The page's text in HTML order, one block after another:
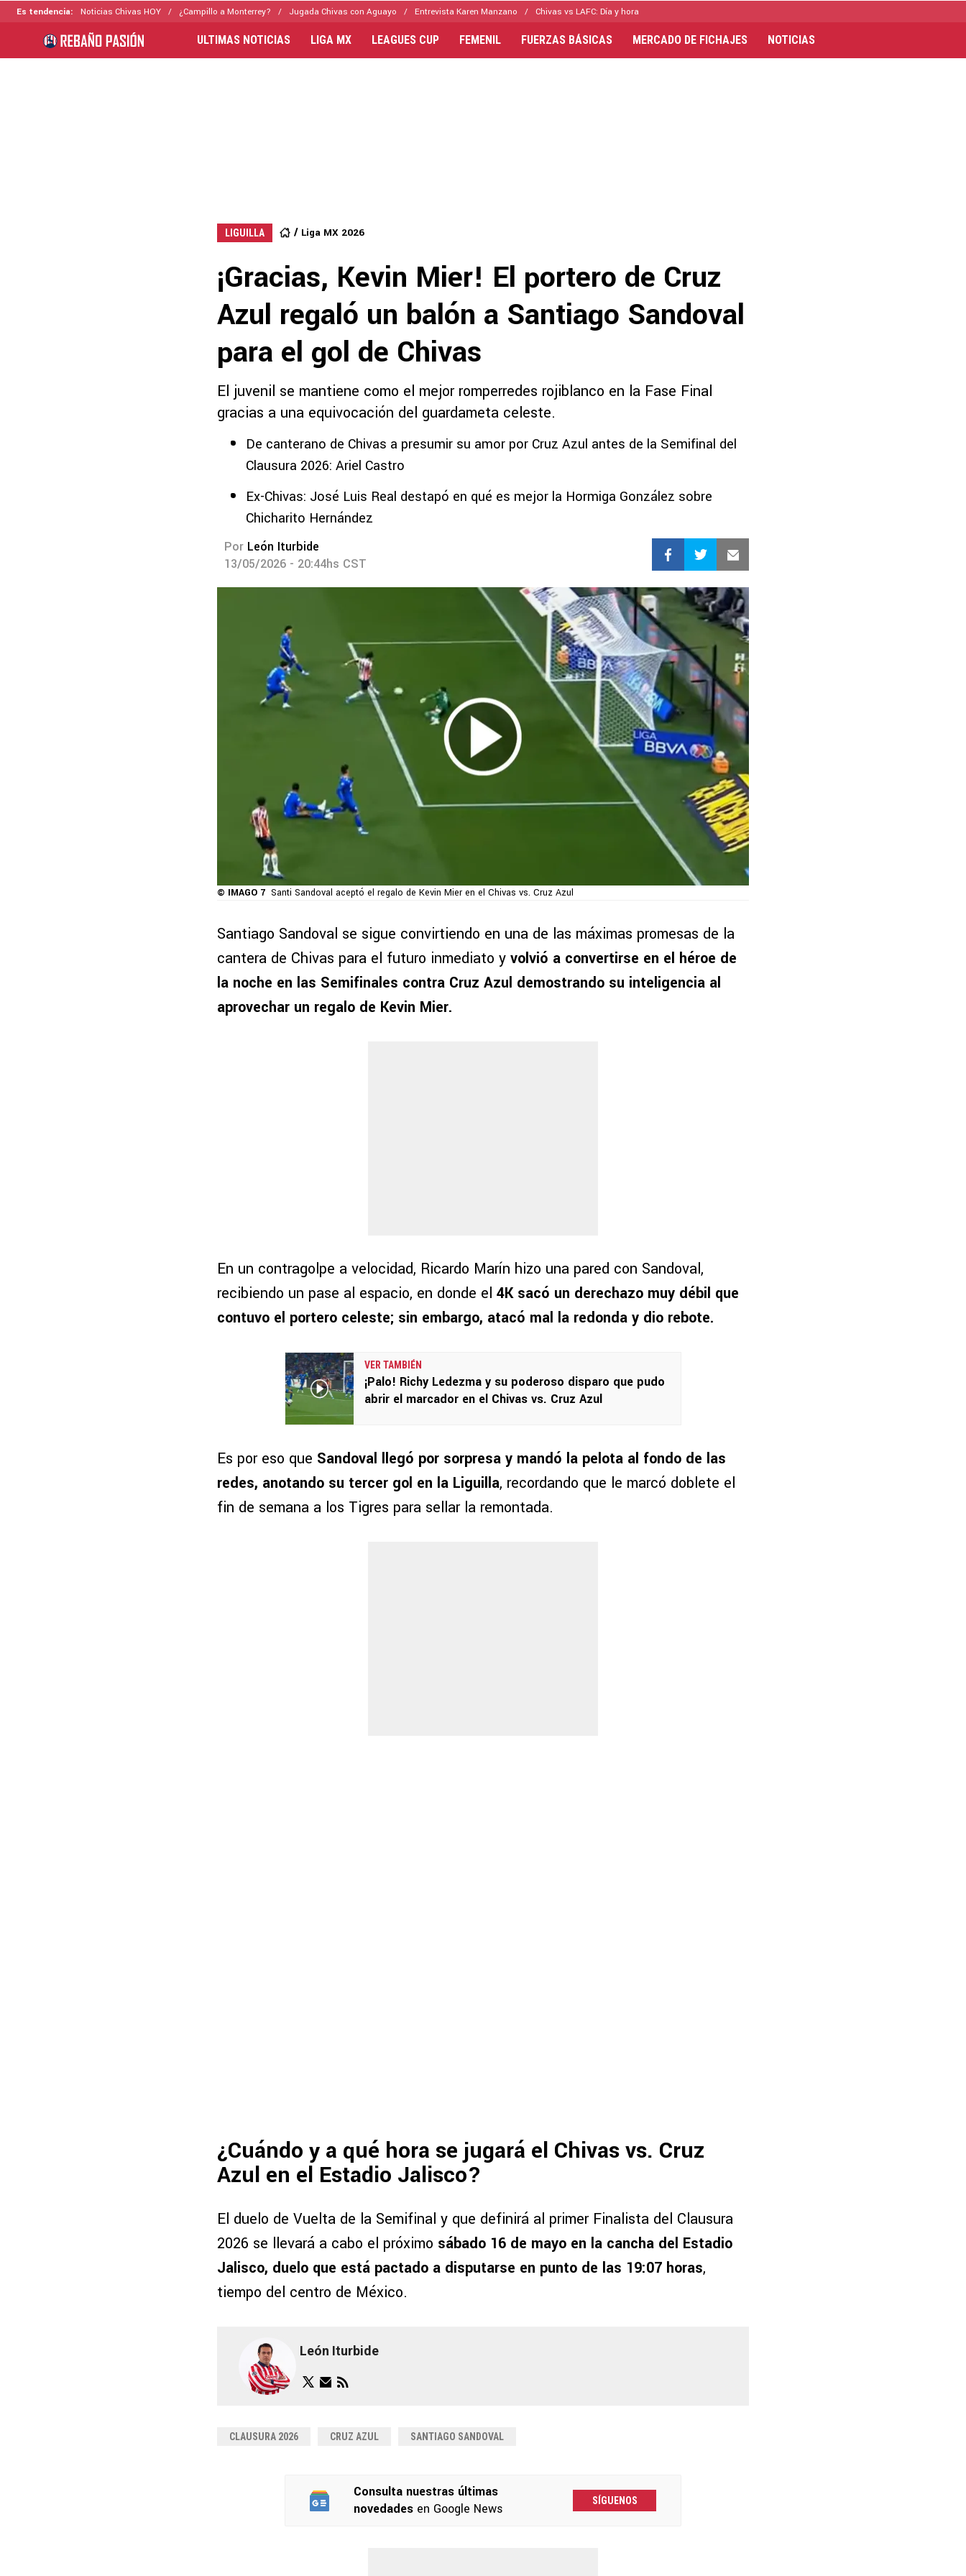
Es tendencia: Noticias Chivas HOY ¿Campillo a Monterrey? Jugada Chivas con Aguayo Entrevista Karen Manzano Chivas vs LAFC: Día y hora
ULTIMAS NOTICIAS LIGA MX LEAGUES CUP FEMENIL FUERZAS BÁSICAS MERCADO DE FICHAJES NOTICIAS
LIGUILLA Liga MX 2026
¡Gracias, Kevin Mier! El portero de Cruz
Azul regaló un balón a Santiago Sandoval
para el gol de Chivas
El juvenil se mantiene como el mejor romperredes rojiblanco en la Fase Final
gracias a una equivocación del guardameta celeste.
De canterano de Chivas a presumir su amor por Cruz Azul antes de la Semifinal del
Clausura 2026: Ariel Castro
Ex-Chivas: José Luis Real destapó en qué es mejor la Hormiga González sobre
Chicharito Hernández
Por León Iturbide
13/05/2026 - 20:44hs CST
© IMAGO 7 Santi Sandoval aceptó el regalo de Kevin Mier en el Chivas vs. Cruz Azul
Santiago Sandoval se sigue convirtiendo en una de las máximas promesas de la
cantera de Chivas para el futuro inmediato y volvió a convertirse en el héroe de
la noche en las Semifinales contra Cruz Azul demostrando su inteligencia al
aprovechar un regalo de Kevin Mier.
En un contragolpe a velocidad, Ricardo Marín hizo una pared con Sandoval,
recibiendo un pase al espacio, en donde el 4K sacó un derechazo muy débil que
contuvo el portero celeste; sin embargo, atacó mal la redonda y dio rebote.
VER TAMBIÉN
¡Palo! Richy Ledezma y su poderoso disparo que pudo
abrir el marcador en el Chivas vs. Cruz Azul
Es por eso que Sandoval llegó por sorpresa y mandó la pelota al fondo de las
redes, anotando su tercer gol en la Liguilla, recordando que le marcó doblete el
fin de semana a los Tigres para sellar la remontada.
¿Cuándo y a qué hora se jugará el Chivas vs. Cruz
Azul en el Estadio Jalisco?
El duelo de Vuelta de la Semifinal y que definirá al primer Finalista del Clausura
2026 se llevará a cabo el próximo sábado 16 de mayo en la cancha del Estadio
Jalisco, duelo que está pactado a disputarse en punto de las 19:07 horas,
tiempo del centro de México.
León Iturbide
CLAUSURA 2026 CRUZ AZUL SANTIAGO SANDOVAL
Consulta nuestras últimas
novedadesen Google News
SÍGUENOS